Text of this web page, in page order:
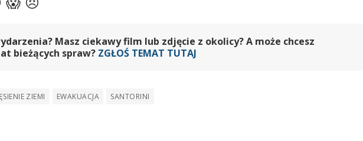
Masz ciekawy film lub zdjęcie z okolicy? A może chcesz
bieżących spraw? ZGŁOŚ TEMAT TUTAJ
ZIEMI EWAKUACJA SANTORINI